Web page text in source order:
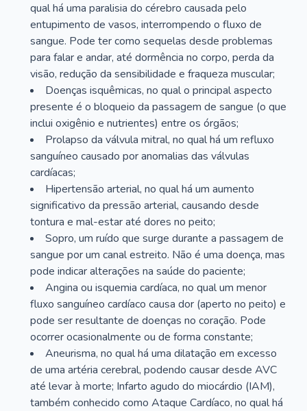
qual há uma paralisia do cérebro causada pelo
entupimento de vasos, interrompendo o fluxo de
sangue. Pode ter como sequelas desde problemas
para falar e andar, até dormência no corpo, perda da
visão, redução da sensibilidade e fraqueza muscular;
Doenças isquêmicas, no qual o principal aspecto
presente é o bloqueio da passagem de sangue (o que
inclui oxigênio e nutrientes) entre os órgãos;
Prolapso da válvula mitral, no qual há um refluxo
sanguíneo causado por anomalias das válvulas
cardíacas;
Hipertensão arterial, no qual há um aumento
significativo da pressão arterial, causando desde
tontura e mal-estar até dores no peito;
Sopro, um ruído que surge durante a passagem de
sangue por um canal estreito. Não é uma doença, mas
pode indicar alterações na saúde do paciente;
Angina ou isquemia cardíaca, no qual um menor
fluxo sanguíneo cardíaco causa dor (aperto no peito) e
pode ser resultante de doenças no coração. Pode
ocorrer ocasionalmente ou de forma constante;
Aneurisma, no qual há uma dilatação em excesso
de uma artéria cerebral, podendo causar desde AVC
até levar à morte; Infarto agudo do miocárdio (IAM),
também conhecido como Ataque Cardíaco, no qual há